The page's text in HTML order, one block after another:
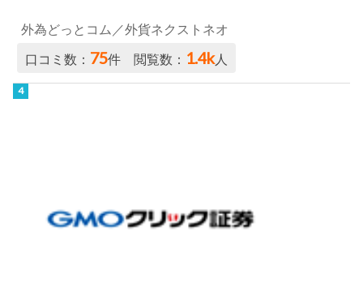
外為どっとコム／外貨ネクストネオ
口コミ数： 75件 閲覧数： 1.4k人